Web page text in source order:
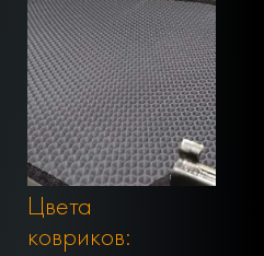
Цвета
ковриков: